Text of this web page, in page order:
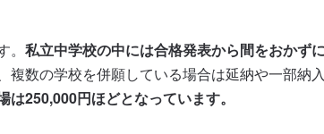
私立中学校の中には合格発表から間をおかず
複数の学校を併願している場合は延納や一部納
は250,000円ほどとなっています。